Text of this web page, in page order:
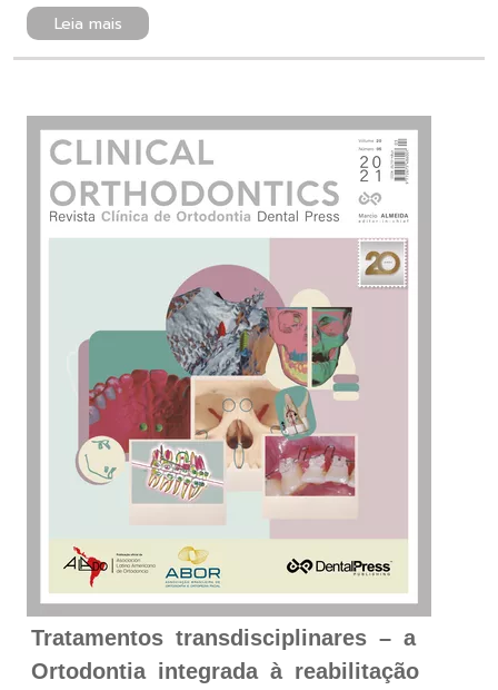
Leia mais
Tratamentos transdisciplinares – a
Ortodontia integrada à reabilitação